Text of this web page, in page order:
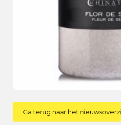
Ga terug naar het